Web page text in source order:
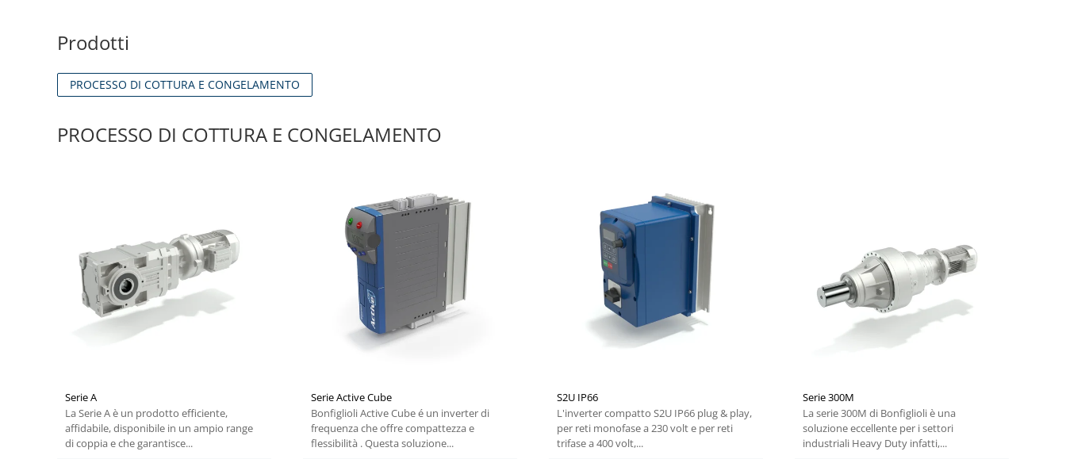
Prodotti
PROCESSO DI COTTURA E CONGELAMENTO
PROCESSO DI COTTURA E CONGELAMENTO
Serie A
La Serie A è un prodotto efficiente,
affidabile, disponibile in un ampio range
di coppia e che garantisce...
Serie Active Cube
Bonfiglioli Active Cube é un inverter di
frequenza che offre compattezza e
flessibilità . Questa soluzione...
S2U IP66
L'inverter compatto S2U IP66 plug & play,
per reti monofase a 230 volt e per reti
trifase a 400 volt,...
Serie 300M
La serie 300M di Bonfiglioli è una
soluzione eccellente per i settori
industriali Heavy Duty infatti,...